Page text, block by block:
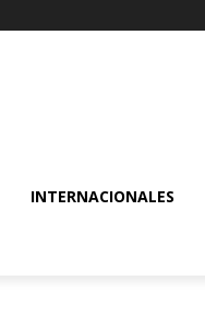
INTERNACIONALES